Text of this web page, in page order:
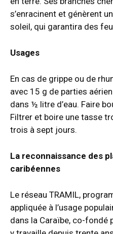
s’enracinent et génèrent
soleil, qui garantira des
Usages
En cas de grippe ou de
avec 15 g de parties
dans ½ litre d’eau. Faire
Filtrer et boire une tasse
trois à sept jours.
La reconnaissance des
caribéennes
Le réseau TRAMIL,
appliquée à l’usage
dans la Caraïbe, co-fondé